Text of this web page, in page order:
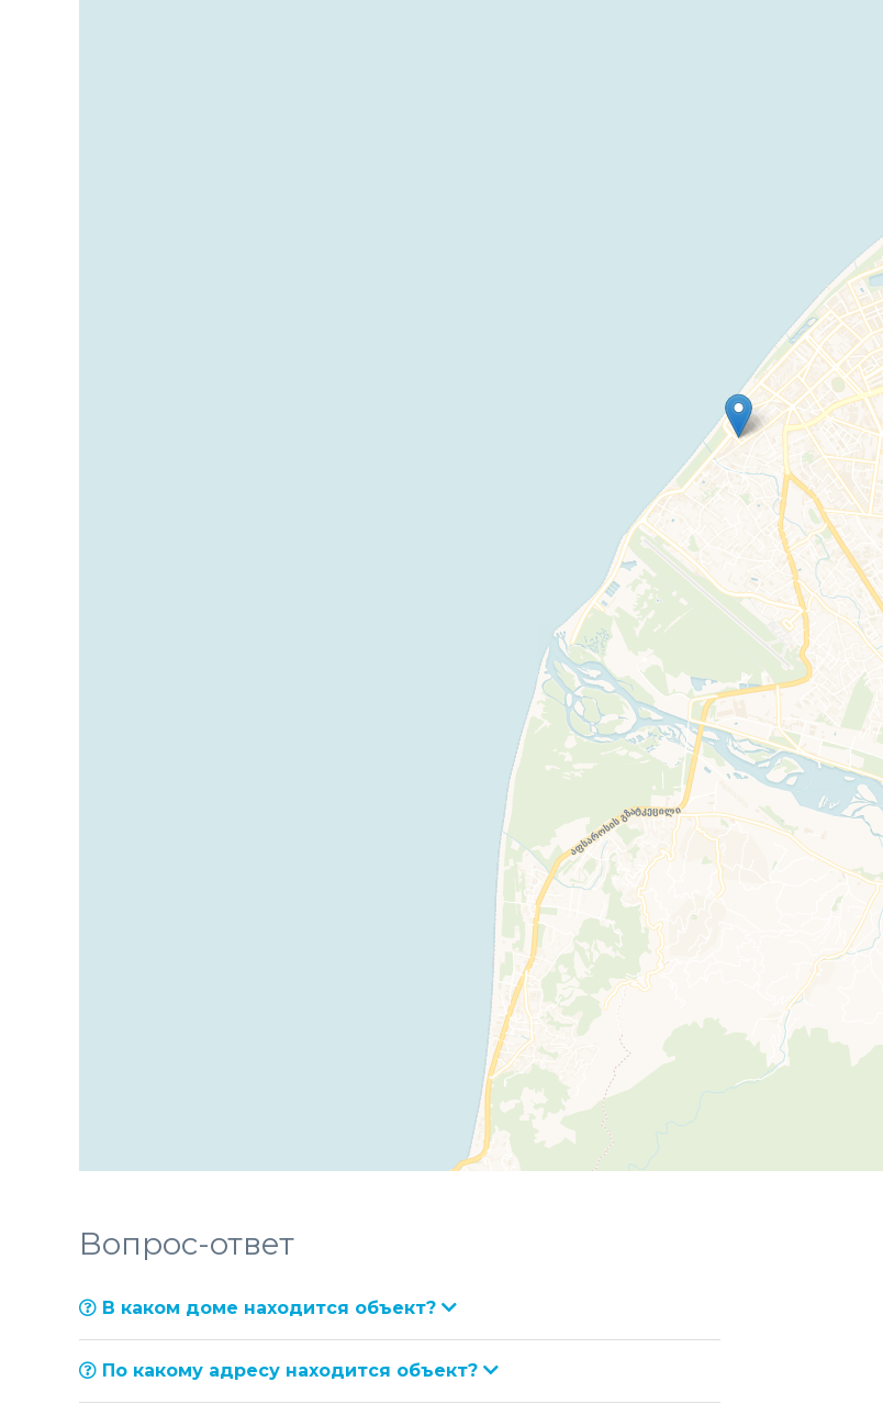
Вопрос-ответ
В каком доме находится объект?
По какому адресу находится объект?